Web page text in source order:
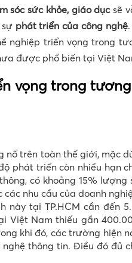
sóc sức khỏe, giáo dụcsẽ
phát triển của công nghệ
nghiệp triển vọng trong
được phổ biến tại Việt
vọng trong
nổ trên toàn thế giới, mặc
phát triển còn nhiều hạn
có khoảng 15%
nhu cầu của doanh
này tại TP.HCM cần đến
Việt Nam thiếu gần
khi đó, các trường hiện
thông tin. Điều đó đủ